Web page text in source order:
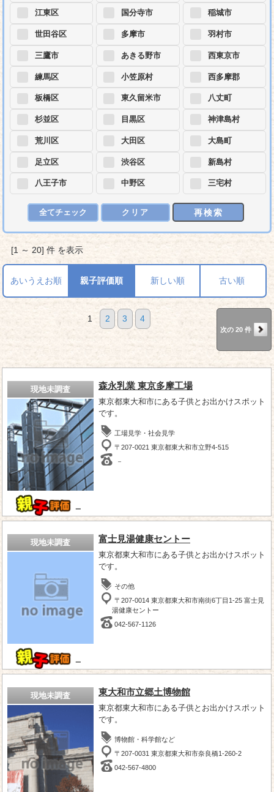
江東区
世田谷区
三鷹市
練馬区
板橋区
杉並区
荒川区
足立区
八王子市
国分寺市
多摩市
あきる野市
小笠原村
東久留米市
目黒区
大田区
渋谷区
中野区
稲城市
羽村市
西東京市
西多摩郡
八丈町
神津島村
大島町
新島村
三宅村
全てチェック クリア 再検索
[1 ～ 20] 件 を表示
あいうえお順 親子評価順 新しい順 古い順
1 2 3 4
次の 20 件
現地未調査
－
森永乳業 東京多摩工場
東京都東大和市にある子供とお出かけスポット
です。
工場見学・社会見学
〒207-0021 東京都東大和市立野4-515
－
現地未調査
－
富士見湯健康セントー
東京都東大和市にある子供とお出かけスポット
です。
その他
〒207-0014 東京都東大和市南街6丁目1-25 富士見
湯健康セントー
042-567-1126
現地未調査 東大和市立郷土博物館
東京都東大和市にある子供とお出かけスポット
です。
博物館・科学館など
〒207-0031 東京都東大和市奈良橋1-260-2
042-567-4800